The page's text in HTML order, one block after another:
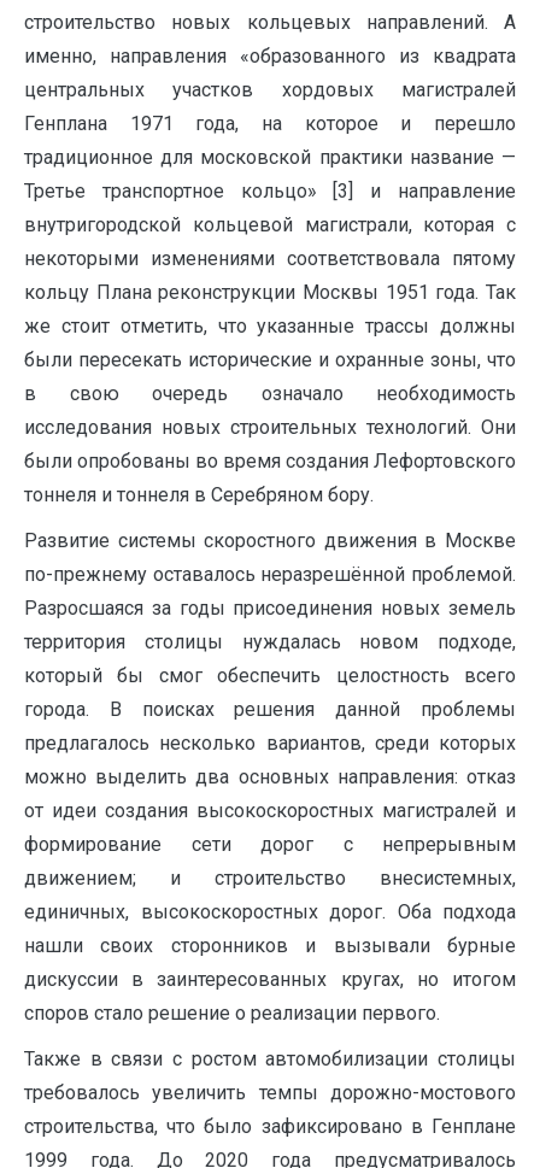
строительство новых кольцевых направлений. А
именно, направления «образованного из квадрата
центральных участков хордовых магистралей
Генплана 1971 года, на которое и перешло
традиционное для московской практики название —
Третье транспортное кольцо» [3] и направление
внутригородской кольцевой магистрали, которая с
некоторыми изменениями соответствовала пятому
кольцу Плана реконструкции Москвы 1951 года. Так
же стоит отметить, что указанные трассы должны
были пересекать исторические и охранные зоны, что
в свою очередь означало необходимость
исследования новых строительных технологий. Они
были опробованы во время создания Лефортовского
тоннеля и тоннеля в Серебряном бору.
Развитие системы скоростного движения в Москве
по-прежнему оставалось неразрешённой проблемой.
Разросшаяся за годы присоединения новых земель
территория столицы нуждалась новом подходе,
который бы смог обеспечить целостность всего
города. В поисках решения данной проблемы
предлагалось несколько вариантов, среди которых
можно выделить два основных направления: отказ
от идеи создания высокоскоростных магистралей и
формирование сети дорог с непрерывным
движением; и строительство внесистемных,
единичных, высокоскоростных дорог. Оба подхода
нашли своих сторонников и вызывали бурные
дискуссии в заинтересованных кругах, но итогом
споров стало решение о реализации первого.
Также в связи с ростом автомобилизации столицы
требовалось увеличить темпы дорожно-мостового
строительства, что было зафиксировано в Генплане
1999 года. До 2020 года предусматривалось